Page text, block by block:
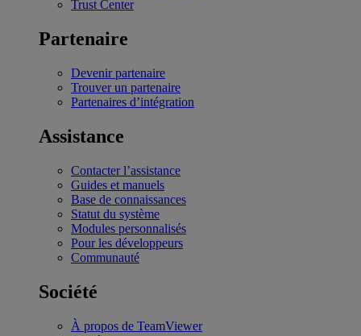
Trust Center
Partenaire
Devenir partenaire
Trouver un partenaire
Partenaires d’intégration
Assistance
Contacter l’assistance
Guides et manuels
Base de connaissances
Statut du système
Modules personnalisés
Pour les développeurs
Communauté
Société
À propos de TeamViewer